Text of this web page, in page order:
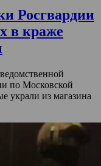
Росгвардии
в краже
по Московской
украли из магазина